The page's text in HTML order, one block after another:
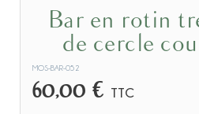
Bar en rotin tressé en arc
de cercle
MOS-BAR-052
60,00 € TTC